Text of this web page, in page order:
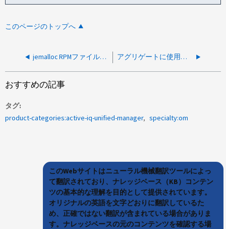
このページのトップへ
jemalloc RPMファイルを手動でダウンロードするためのパス アグリゲートに使用されているパフォーマンス容量が202801000%に達しました
おすすめの記事
タグ
product-categories:active-iq-unified-manager
specialty:om
このWebサイトはニューラル機械翻訳ツールによっ
て翻訳されており、ナレッジベース（KB）コンテン
ツの基本的な理解を目的として提供されています。
オリジナルの英語を文字どおりに翻訳しているた
め、正確ではない翻訳が含まれている場合がありま
す。ナレッジベースの元のコンテンツを確認する場